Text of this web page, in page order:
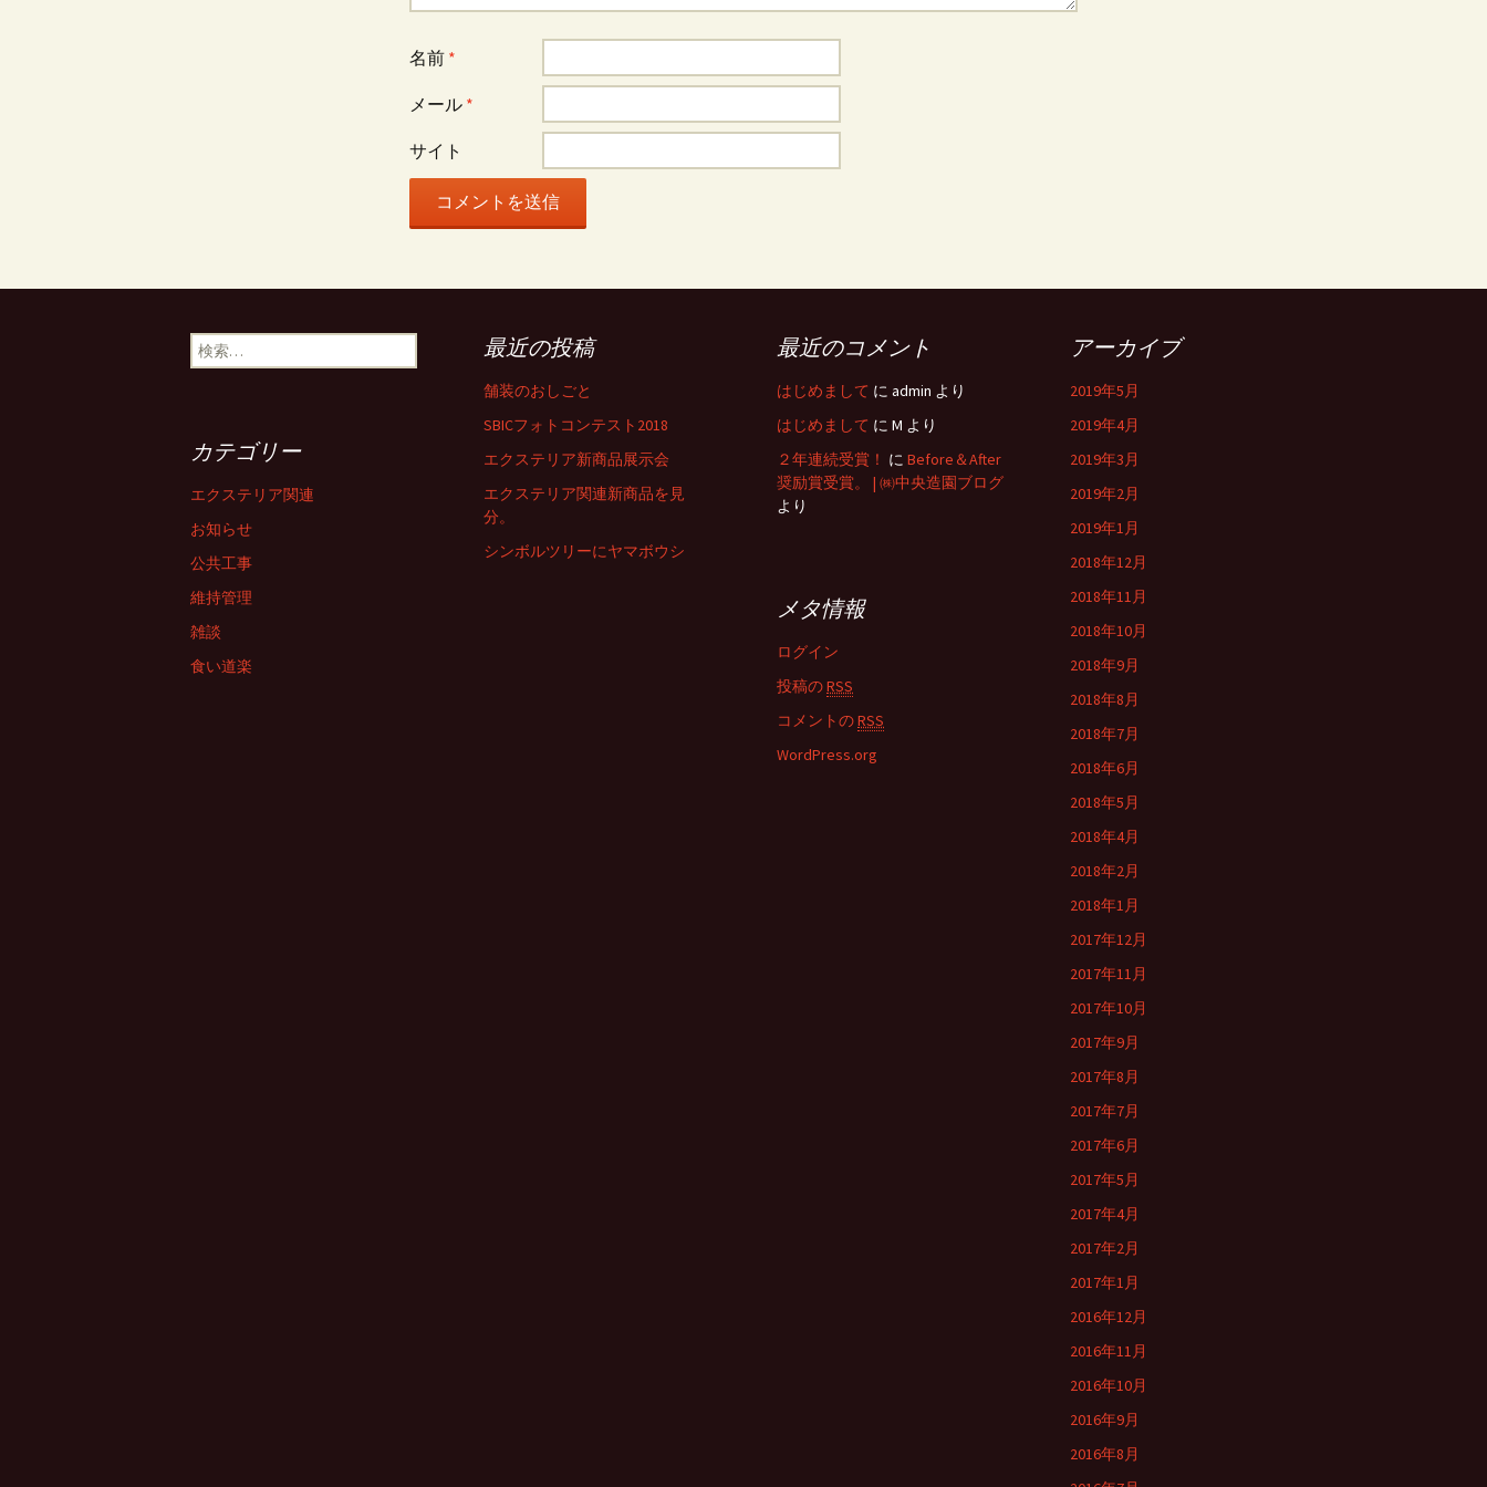
名前 *
メール *
サイト
検
索
最近の投稿
舗装のおしごと
SBICフォトコンテスト2018
エクステリア新商品展示会
エクステリア関連新商品を見
分。
シンボルツリーにヤマボウシ
最近のコメント
はじめまして に admin より
はじめまして に M より
２年連続受賞！ に Before＆After
奨励賞受賞。 | ㈱中央造園ブログ
より
アーカイブ
2019年5月
2019年4月
2019年3月
2019年2月
2019年1月
2018年12月
2018年11月
2018年10月
2018年9月
2018年8月
2018年7月
2018年6月
2018年5月
2018年4月
2018年2月
2018年1月
2017年12月
2017年11月
2017年10月
2017年9月
2017年8月
2017年7月
2017年6月
2017年5月
2017年4月
2017年2月
2017年1月
2016年12月
2016年11月
2016年10月
2016年9月
2016年8月
カテゴリー
エクステリア関連
お知らせ
公共工事
維持管理
雑談
食い道楽
メタ情報
ログイン
投稿のRSS
コメントのRSS
WordPress.org